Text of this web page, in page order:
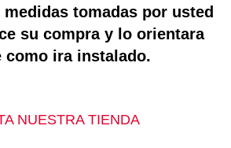
tomadas por usted
su compra y lo orientara
como ira instalado.
NUESTRA TIENDA